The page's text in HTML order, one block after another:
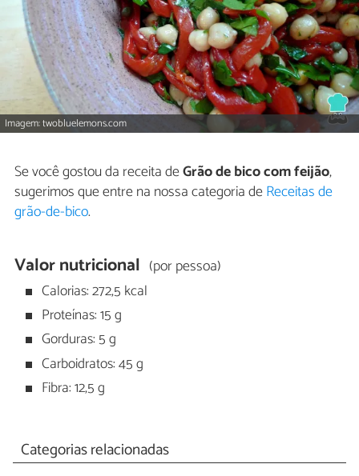
Imagem: twobluelemons.com
Se você gostou da receita deGrão de bico com feijão,
sugerimos que entre na nossa categoria deReceitas de
grão-de-bico.
Valor nutricional (por pessoa)
Calorias: 272,5 kcal
Proteínas: 15 g
Gorduras: 5 g
Carboidratos: 45 g
Fibra: 12,5 g
Categorias relacionadas